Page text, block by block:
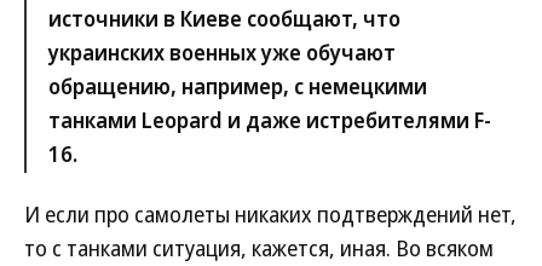
источники в Киеве сообщают, что
украинских военных уже обучают
обращению, например, с немецкими
танками Leopard и даже истребителями F-
16.
И если про самолеты никаких подтверждений нет,
то с танками ситуация, кажется, иная. Во всяком